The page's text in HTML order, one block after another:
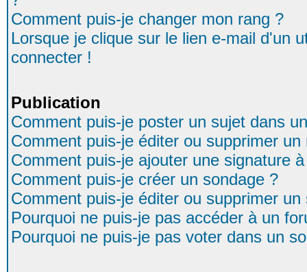
Comment puis-je changer mon rang ?
Lorsque je clique sur le lien e-mail d'un
connecter !
Publication
Comment puis-je poster un sujet dans
Comment puis-je éditer ou supprimer un
Comment puis-je ajouter une signature
Comment puis-je créer un sondage ?
Comment puis-je éditer ou supprimer un
Pourquoi ne puis-je pas accéder à un
Pourquoi ne puis-je pas voter dans un